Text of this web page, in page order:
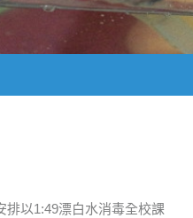
排以1:49漂白水消毒全校課